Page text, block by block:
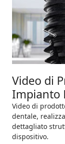
Video di
Impianto
Video di
dentale,
dettagliato
dispositivo.